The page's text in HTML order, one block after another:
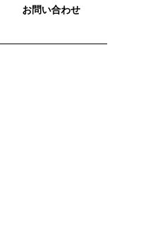
お問い合わせ